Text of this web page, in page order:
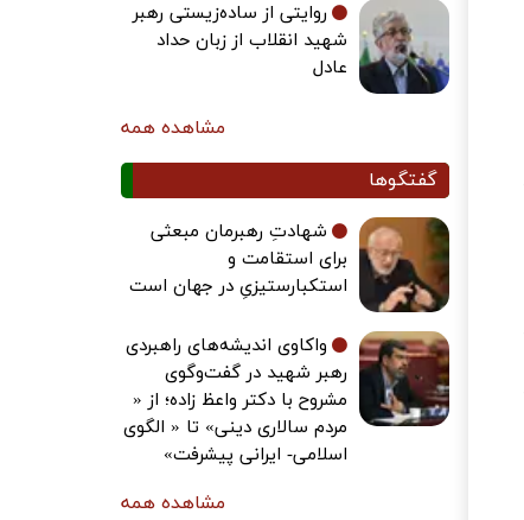
روایتی از ساده‌زیستی رهبر
شهید انقلاب از زبان حداد
عادل
مشاهده همه
گفتگوها
شهادتِ رهبرمان مبعثی
برای استقامت و
استکبارستیزیِ در جهان است
واکاوی اندیشه‌های راهبردی
رهبر شهید در گفت‌وگوی
مشروح با دکتر واعظ زاده؛ از «
مردم سالاری دینی» تا « الگوی
اسلامی- ایرانی پیشرفت»
مشاهده همه